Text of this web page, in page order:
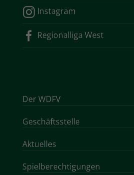
Instagram
Regionalliga West
Der WDFV
Geschäftsstelle
Aktuelles
Spielberechtigungen